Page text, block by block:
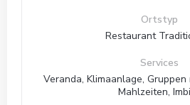
Ortstyp
Restaurant
Services
Veranda, Klimaanlage,
Mahlzeiten,